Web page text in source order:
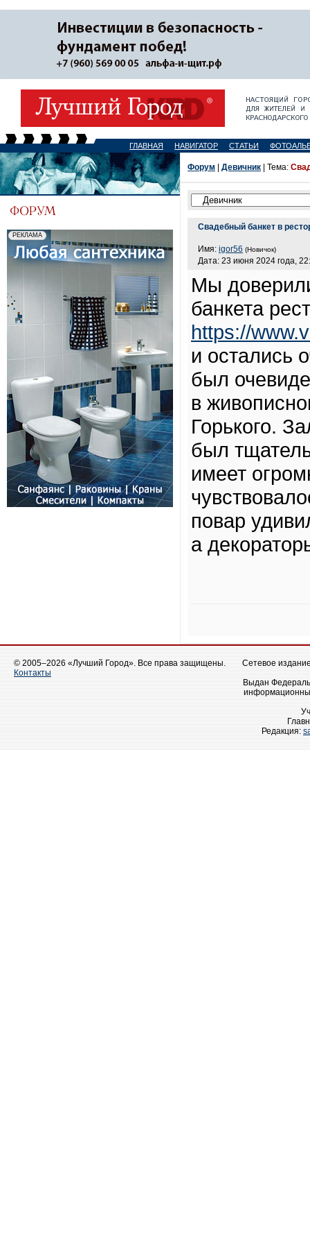
ГЛАВНАЯ НАВИГАТОР СТАТЬИ
Форум Девичник | Тема:
Свадебный банкет в
Имя: igor56 (Новичок)
Дата: 23 июня 2024 года,
Мы
банкета
https://
и остались
был
в
Горького.
был
имеет
повар
а
© 2005–2026 «Лучший Город». Все права защищены.
Контакты
Сетевое
Выдан
Редакция: